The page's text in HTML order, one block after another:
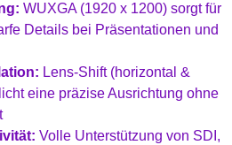
WUXGA (1920 x 1200) sorgt für
Details bei Präsentationen und
Lens-Shift (horizontal &
eine präzise Ausrichtung ohne
Volle Unterstützung von SDI,